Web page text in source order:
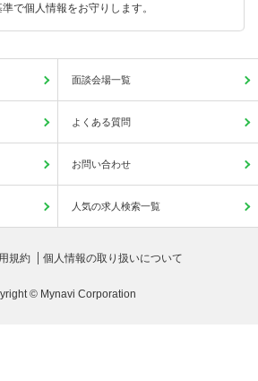
で個人情報をお守りします。
面談会場一覧
よくある質問
お問い合わせ
人気の求人検索一覧
規約 個人情報の取り扱いについて
© Mynavi Corporation